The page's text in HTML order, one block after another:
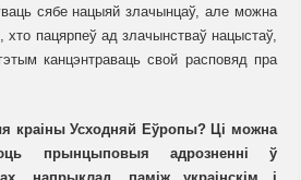
сябе нацыяй злачынцаў, але можна
пацярпеў ад злачынстваў нацыстаў,
канцэнтраваць свой расповяд пра
краіны Усходняй Еўропы? Ці можна
прынцыповыя адрозненні ў